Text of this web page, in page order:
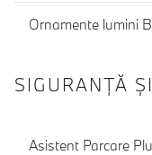
Ornamente lumini
SIGURANŢĂ
Asistent Parcare